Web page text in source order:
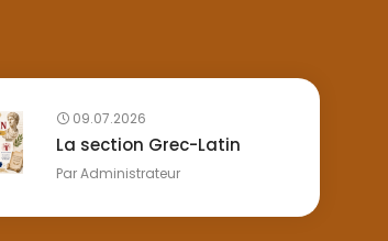
09.07.2026
La section Grec-Latin
ParAdministrateur